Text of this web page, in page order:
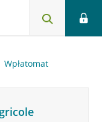
Wpłatomat